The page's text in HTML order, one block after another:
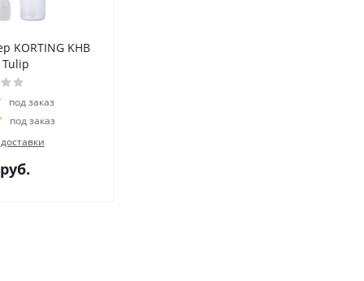
KORTING KHB
Tulip
под заказ
под заказ